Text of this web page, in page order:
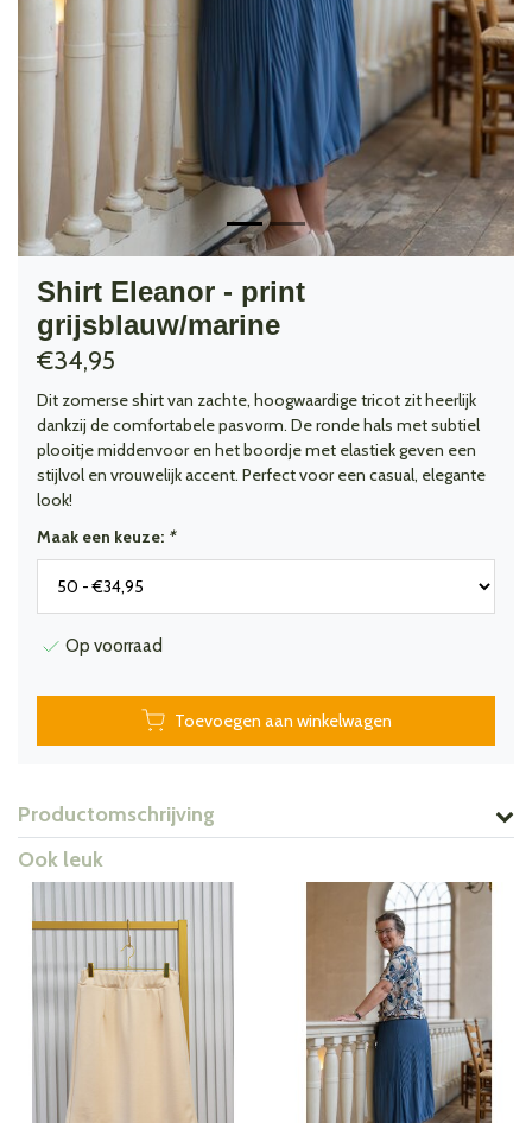
Shirt Eleanor - print
grijsblauw/marine
€34,95
Dit zomerse shirt van zachte, hoogwaardige tricot zit heerlijk
dankzij de comfortabele pasvorm. De ronde hals met subtiel
plooitje middenvoor en het boordje met elastiek geven een
stijlvol en vrouwelijk accent. Perfect voor een casual, elegante
look!
Maak een keuze: *
Op voorraad
Toevoegen aan winkelwagen
Productomschrijving
Ook leuk